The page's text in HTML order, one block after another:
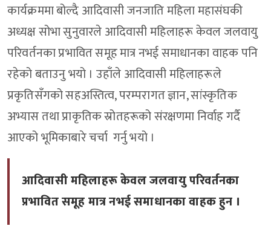
कार्यक्रममा बोल्दै आदिवासी जनजाति महिला महासंघकी
अध्यक्ष सोभा सुनुवारले आदिवासी महिलाहरू केवल जलवायु
परिवर्तनका प्रभावित समूह मात्र नभई समाधानका वाहक पनि
रहेको बताउनु भयो । उहाँले आदिवासी महिलाहरूले
प्रकृतिसँगको सहअस्तित्व, परम्परागत ज्ञान, सांस्कृतिक
अभ्यास तथा प्राकृतिक स्रोतहरूको संरक्षणमा निर्वाह गर्दै
आएको भूमिकाबारे चर्चा गर्नु भयो ।
आदिवासी महिलाहरू केवल जलवायु परिवर्तनका
प्रभावित समूह मात्र नभई समाधानका वाहक हुन ।